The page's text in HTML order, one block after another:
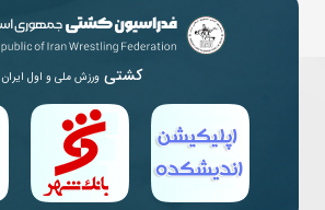
کشتی ورزش ملی و اول ایران